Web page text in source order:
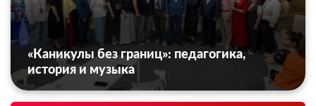
«Каникулы без границ»: педагогика,
история и музыка